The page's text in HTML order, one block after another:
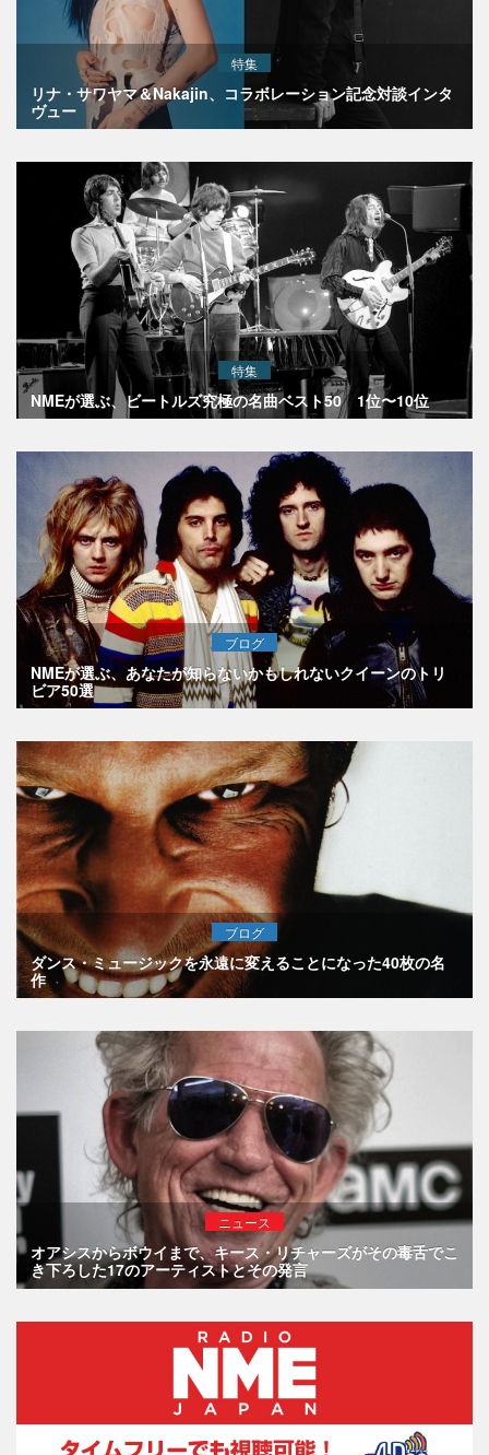
特集
リナ・サワヤマ＆Nakajin、コラボレーション記念対談インタ
ヴュー
特集
NMEが選ぶ、ビートルズ究極の名曲ベスト50 1位〜10位
ブログ
NMEが選ぶ、あなたが知らないかもしれないクイーンのトリ
ビア50選
ブログ
ダンス・ミュージックを永遠に変えることになった40枚の名
作
ニュース
オアシスからボウイまで、キース・リチャーズがその毒舌でこ
き下ろした17のアーティストとその発言